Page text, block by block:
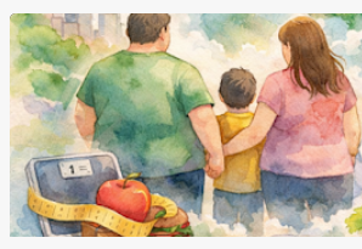
g
e
n